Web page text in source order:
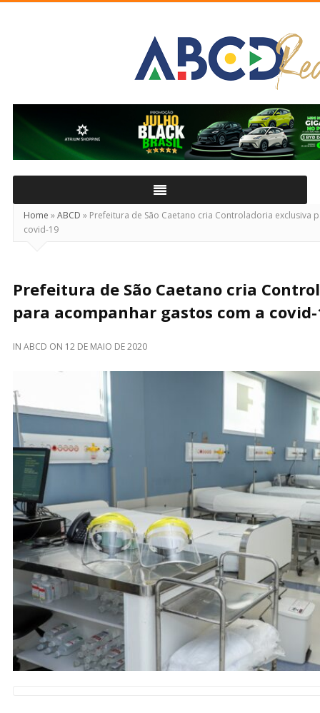
Real
Home »ABCD » Prefeitura de São Caetano cria Controladoria exclusiva
covid-19
Prefeitura de São Caetano cria
para acompanhar gastos com a
IN ABCD ON 12 DE MAIO DE 2020